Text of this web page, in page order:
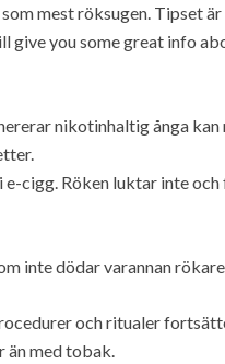
mest röksugen. Tipset
give you some great info
nikotinhaltig ånga
cigg. Röken luktar inte
inte dödar varannan
och ritualer
än med tobak.